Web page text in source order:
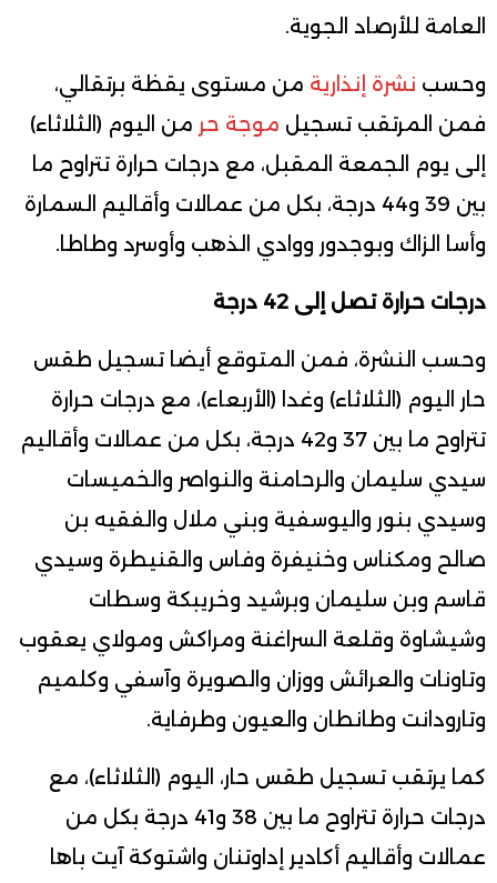
العامة للأرصاد الجوية.
وحسب نشرة إنذارية من مستوى يقظة برتقالي،
فمن المرتقب تسجيل موجة حر من اليوم (الثلاثاء)
إلى يوم الجمعة المقبل، مع درجات حرارة تتراوح ما
بين 39 و44 درجة، بكل من عمالات وأقاليم السمارة
وأسا الزاك وبوجدور ووادي الذهب وأوسرد وطاطا.
درجات حرارة تصل إلى 42 درجة
وحسب النشرة، فمن المتوقع أيضا تسجيل طقس
حار اليوم (الثلاثاء) وغدا (الأربعاء)، مع درجات حرارة
تتراوح ما بين 37 و42 درجة، بكل من عمالات وأقاليم
سيدي سليمان والرحامنة والنواصر والخميسات
وسيدي بنور واليوسفية وبني ملال والفقيه بن
صالح ومكناس وخنيفرة وفاس والقنيطرة وسيدي
قاسم وبن سليمان وبرشيد وخريبكة وسطات
وشيشاوة وقلعة السراغنة ومراكش ومولاي يعقوب
وتاونات والعرائش ووزان والصويرة وآسفي وكلميم
وتارودانت وطانطان والعيون وطرفاية.
كما يرتقب تسجيل طقس حار، اليوم (الثلاثاء)، مع
درجات حرارة تتراوح ما بين 38 و41 درجة بكل من
عمالات وأقاليم أكادير إداوتنان واشتوكة آيت باها